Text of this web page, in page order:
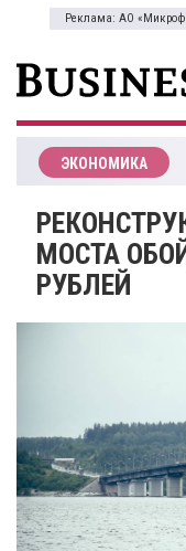
Реклама: АО
ЭКОНОМИКА
МОСТА
РУБЛЕЙ